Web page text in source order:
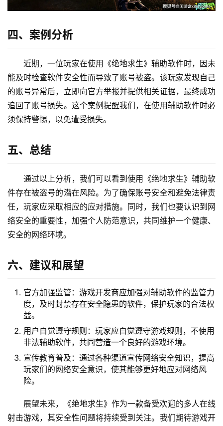
四、案例分析
近期，一位玩家在使用《绝地求生》辅助软件时，因未
能及时检查软件安全性而导致了账号被盗。该玩家发现自己
的账号异常后，立即向官方举报并提供相关证据，最终成功
追回了账号损失。这个案例提醒我们，在使用辅助软件时必
须保持警惕，以免遭受损失。
五、总结
通过以上分析，我们可以看到使用《绝地求生》辅助软
件存在被盗号的潜在风险。为了确保账号安全和避免法律责
任，玩家应采取相应的应对措施。同时，我们也要认识到网
络安全的重要性，加强个人防范意识，共同维护一个健康、
安全的网络环境。
六、建议和展望
官方加强监管：游戏开发商应加强对辅助软件的监管力
度，及时封禁存在安全隐患的软件，保护玩家的合法权
益。
用户自觉遵守规则：玩家应自觉遵守游戏规则，不使用
非法辅助软件，共同营造一个良好的游戏环境。
宣传教育普及：通过各种渠道宣传网络安全知识，提高
玩家们的网络安全意识，使其能够更好地应对网络风
险。
展望未来，《绝地求生》作为一款备受欢迎的多人在线
射击游戏，其安全性问题将持续受到关注。我们期待游戏开